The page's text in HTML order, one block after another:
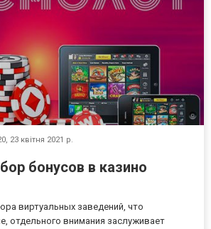
23 квітня 2021 р.
бонусов в казино
виртуальных заведений, что
отдельного внимания заслуживает